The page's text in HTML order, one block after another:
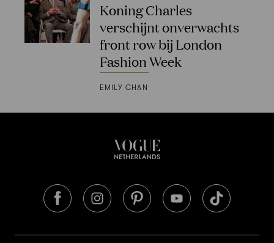
Koning Charles
verschijnt onverwachts
front row bij London
Fashion Week
EMILY CHAN